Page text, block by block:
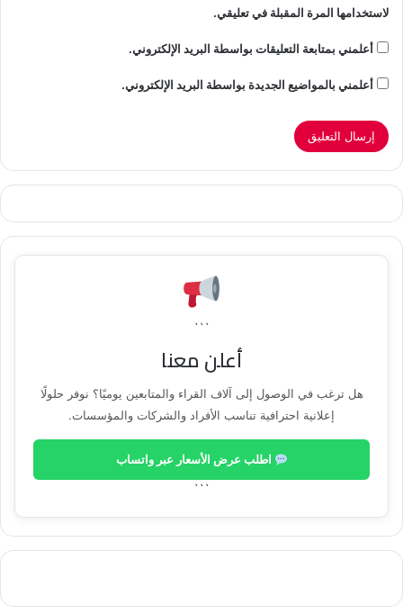
لاستخدامها المرة المقبلة في تعليقي.
أعلمني بمتابعة التعليقات بواسطة البريد الإلكتروني.
أعلمني بالمواضيع الجديدة بواسطة البريد الإلكتروني.
```
أعلن معنا
هل ترغب في الوصول إلى آلاف القراء والمتابعين يوميًا؟ نوفر حلولًا
إعلانية احترافية تناسب الأفراد والشركات والمؤسسات.
اطلب عرض الأسعار عبر واتساب
```